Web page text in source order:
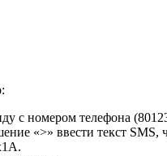
с номером телефона
«>» ввести текст